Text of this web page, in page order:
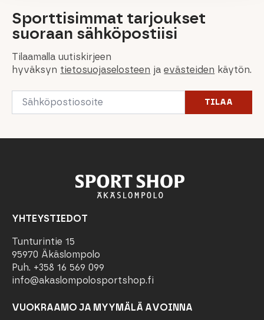
Sporttisimmat tarjoukset
suoraan sähköpostiisi
Tilaamalla uutiskirjeen
hyväksyn tietosuojaselosteen jaevästeiden käytön.
Email
TILAA
YHTEYSTIEDOT
Tunturintie 15
95970 Äkäslompolo
Puh. +358 16 569 099
info@akaslompolosportshop.fi
VUOKRAAMO JA MYYMÄLÄ AVOINNA